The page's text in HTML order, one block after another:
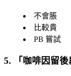
不會脹
比較貴
PB 嘗試
5. 「 咖啡因留後